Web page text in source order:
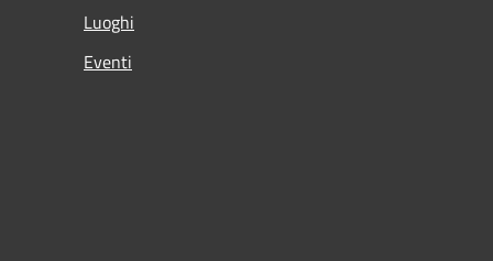
Luoghi
Eventi